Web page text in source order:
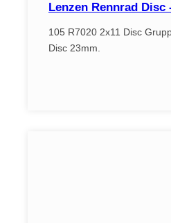
Lenzen Rennrad Disc
105 R7020 2x11 Disc
Disc 23mm.